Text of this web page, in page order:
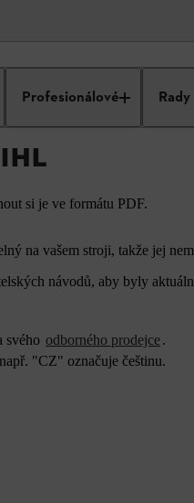
Profesionálové
si je ve formátu PDF.
na vašem stroji, takže jej
návodů, aby byly
svého odborného prodejce.
"CZ" označuje češtinu.